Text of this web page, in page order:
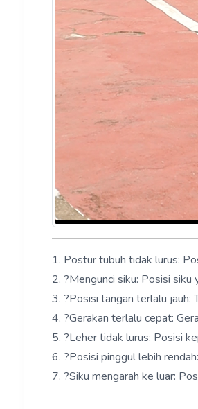
1. Postur tubuh tidak lurus:
2. ?Mengunci siku: Posisi
3. ?Posisi tangan terlalu jauh:
4. ?Gerakan terlalu cepat:
5. ?Leher tidak lurus: Posisi
6. ?Posisi pinggul lebih
7. ?Siku mengarah ke luar: